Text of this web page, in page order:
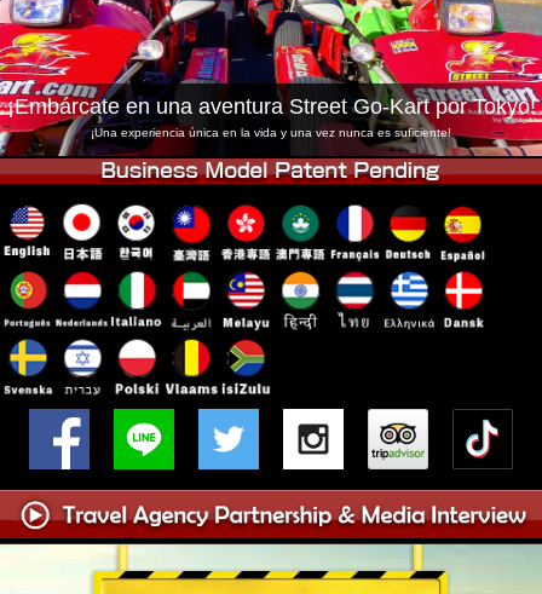
Okinawa
¡Embárcate en una aventura Street Go-Kart por Tokyo!
¡Una experiencia única en la vida y una vez nunca es suficiente!